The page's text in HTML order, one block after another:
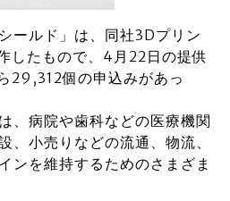
ールド」は、同社3Dプリン
したもので、4月22日の提供
29,312個の申込みがあっ
、病院や歯科などの医療機関
、小売りなどの流通、物流、
ンを維持するためのさまざま